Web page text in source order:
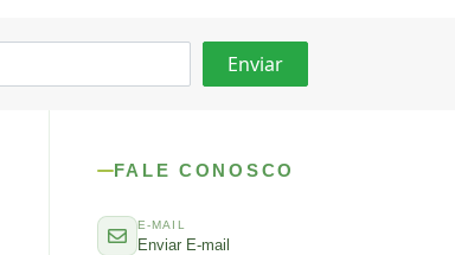
FALE CONOSCO
E-MAIL
Enviar E-mail